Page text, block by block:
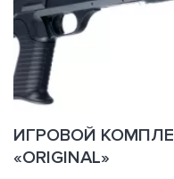
ИГРОВОЙ
«ORIGINAL»